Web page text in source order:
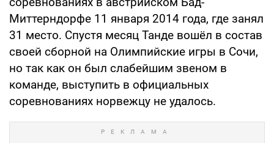
Миттерндорфе 11 января 2014 года, где занял
31 место. Спустя месяц Танде вошёл в состав
своей сборной на Олимпийские игры в Сочи,
но так как он был слабейшим звеном в
команде, выступить в официальных
соревнованиях норвежцу не удалось.